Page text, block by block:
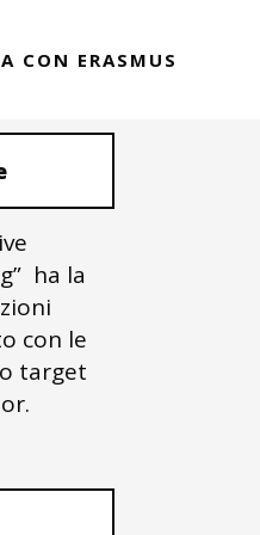
CON ERASMUS
ha la
con le
target